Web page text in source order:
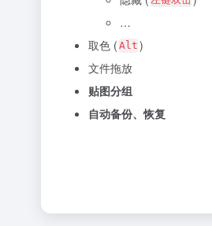
…
取色 ( Alt )
文件拖放
贴图分组
自动备份、恢复